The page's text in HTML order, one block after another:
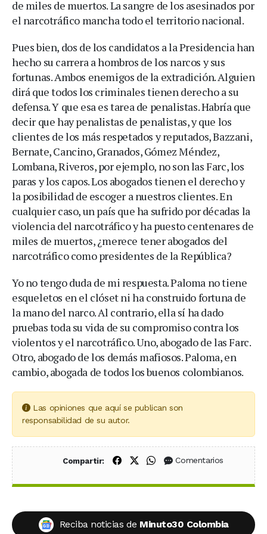
de miles de muertos. La sangre de los asesinados por
el narcotráfico mancha todo el territorio nacional.
Pues bien, dos de los candidatos a la Presidencia han
hecho su carrera a hombros de los narcos y sus
fortunas. Ambos enemigos de la extradición. Alguien
dirá que todos los criminales tienen derecho a su
defensa. Y que esa es tarea de penalistas. Habría que
decir que hay penalistas de penalistas, y que los
clientes de los más respetados y reputados, Bazzani,
Bernate, Cancino, Granados, Gómez Méndez,
Lombana, Riveros, por ejemplo, no son las Farc, los
paras y los capos. Los abogados tienen el derecho y
la posibilidad de escoger a nuestros clientes. En
cualquier caso, un país que ha sufrido por décadas la
violencia del narcotráfico y ha puesto centenares de
miles de muertos, ¿merece tener abogados del
narcotráfico como presidentes de la República?
Yo no tengo duda de mi respuesta. Paloma no tiene
esqueletos en el clóset ni ha construido fortuna de
la mano del narco. Al contrario, ella sí ha dado
pruebas toda su vida de su compromiso contra los
violentos y el narcotráfico. Uno, abogado de las Farc.
Otro, abogado de los demás mafiosos. Paloma, en
cambio, abogada de todos los buenos colombianos.
Las opiniones que aquí se publican son
responsabilidad de su autor.
Compartir: Compartir en Facebook
Compartir en X (Twitter)
Compartir en WhatsApp
Comentarios
Reciba noticias de Minuto30 Colombia